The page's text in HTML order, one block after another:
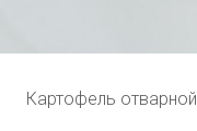
Картофель отварной